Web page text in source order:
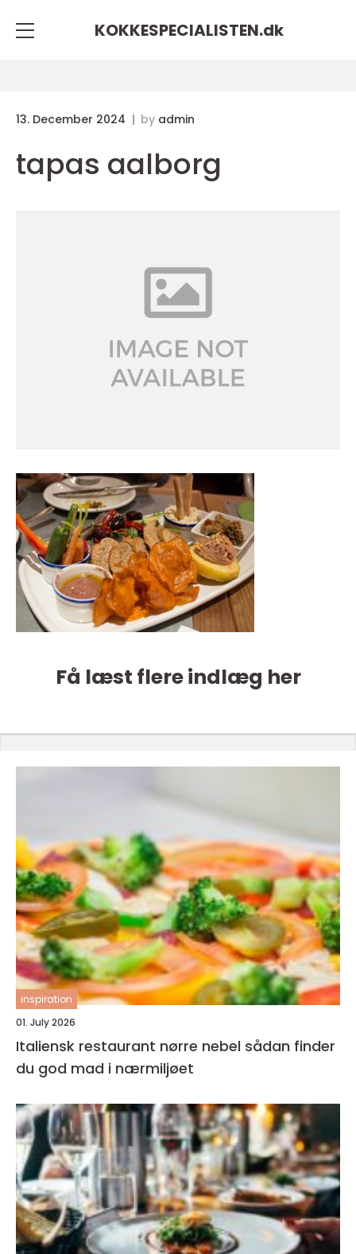
KOKKESPECIALISTEN.dk
13. December 2024 by admin
tapas aalborg
Få læst flere indlæg her
inspiration
01. July 2026
Italiensk restaurant nørre nebel sådan finder
du god mad i nærmiljøet